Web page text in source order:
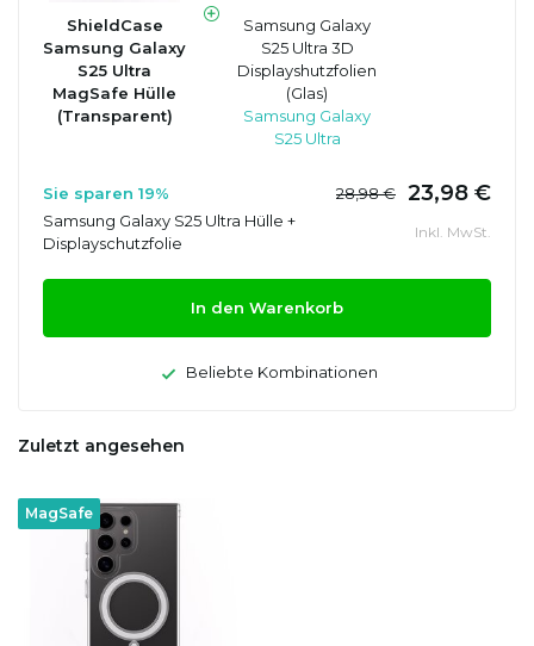
ShieldCase
Samsung Galaxy
S25 Ultra
MagSafe Hülle
(Transparent)
Samsung Galaxy
S25 Ultra 3D
Displayshutzfolien
(Glas)
Samsung Galaxy
S25 Ultra
Sie sparen 19% 28,98 € 23,98 €
Samsung Galaxy S25 Ultra Hülle +
Displayschutzfolie
Inkl. MwSt.
In den Warenkorb
Beliebte Kombinationen
Zuletzt angesehen
MagSafe